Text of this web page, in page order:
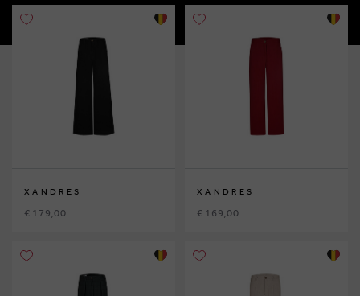
XANDRES
€ 179,00
XANDRES
€ 169,00